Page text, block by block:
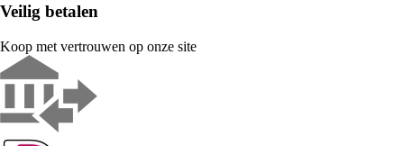
Veilig betalen
Koop met vertrouwen op onze site